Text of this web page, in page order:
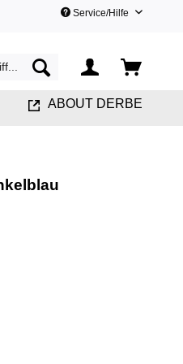
Service/Hilfe
ABOUT DERBE